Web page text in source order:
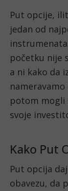
Put opcije,
jedan od
početku nije
a ni kako da
potom mogli
svoje
Kako Put
Put opcija
obavezu, da